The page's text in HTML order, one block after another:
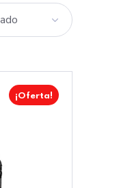
¡Oferta!